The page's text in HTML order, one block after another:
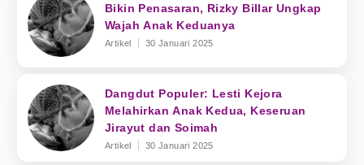
Bikin Penasaran, Rizky Billar Ungkap
Wajah Anak Keduanya
Artikel 30 Januari 2025
Dangdut Populer: Lesti Kejora
Melahirkan Anak Kedua, Keseruan
Jirayut dan Soimah
Artikel 30 Januari 2025